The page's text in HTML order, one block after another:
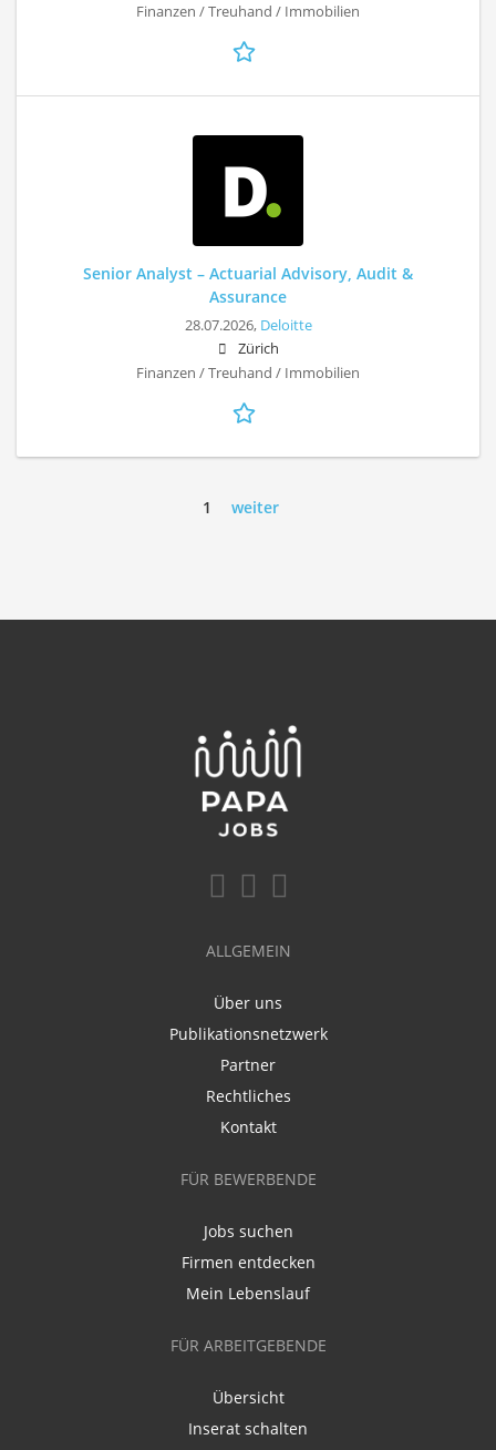
Finanzen / Treuhand / Immobilien
Senior Analyst – Actuarial Advisory, Audit &
Assurance
28.07.2026, Deloitte
Zürich
Finanzen / Treuhand / Immobilien
1 weiter
ALLGEMEIN
Über uns
Publikationsnetzwerk
Partner
Rechtliches
Kontakt
FÜR BEWERBENDE
Jobs suchen
Firmen entdecken
Mein Lebenslauf
FÜR ARBEITGEBENDE
Übersicht
Inserat schalten